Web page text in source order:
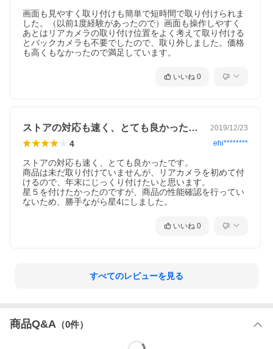
画面も見やすく取り付けも簡単で短時間で取り付けられま
した。（以前1度経験があったので）画面も操作しやすく
あとはリアカメラの取り付け位置をよく考えて取り付ける
とバックカメラも不要でしたので、取り外しました。価格
も高くもなかったので満足しています。
いいね 0
ストアの対応も速く、とても良かったです… 2019/12/23
4 ehi********
ストアの対応も速く、とても良かったです。
商品は未だ取り付けていませんが、リアカメラを初めて付
けるので、年末にじっくり付けたいと思います。
星５を付けたかったのですが、商品の性能確認を行ってい
ないため、勝手ながら星4にしました。
いいね 0
すべてのレビューを見る
商品Q&A （0件）